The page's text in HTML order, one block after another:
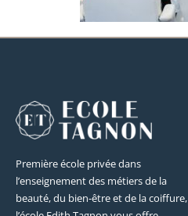
Première école privée dans
l’enseignement des métiers de la
beauté, du bien-être et de la coiffure,